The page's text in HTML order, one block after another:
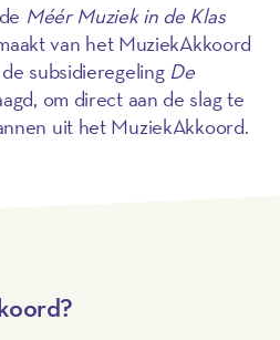
Méér Muziek in de Klas
van het MuziekAkkoord
subsidieregeling De
om direct aan de slag te
uit het MuziekAkkoord.